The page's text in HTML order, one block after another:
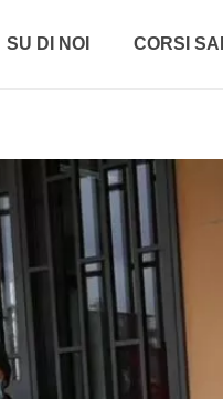
SU DI NOI CORSI